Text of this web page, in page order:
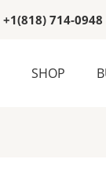
+1(818) 714-0948
SHOP